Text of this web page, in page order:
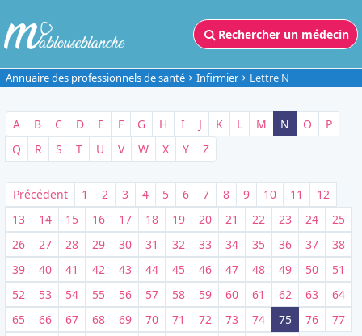
Rechercher un médecin
Annuaire des professionnels de santé Infirmier Lettre N
A B C D E F G H I J K L M N O
P
Q
R S T U V W X Y Z
Précédent 1 2 3 4 5 6 7 8 9 10 11
12
13
14 15 16 17 18 19 20 21 22 23 24
25
26
27 28 29 30 31 32 33 34 35 36 37
38
39
40 41 42 43 44 45 46 47 48 49 50
51
52
53 54 55 56 57 58 59 60 61 62 63
64
65
66 67 68 69 70 71 72 73 74 75 76
77